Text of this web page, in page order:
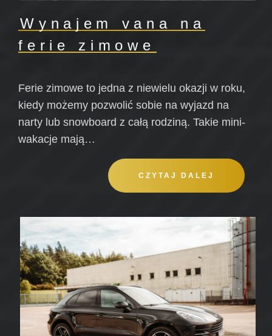
Wynajem vana na
ferie zimowe
Ferie zimowe to jedna z niewielu okazji w roku,
kiedy możemy pozwolić sobie na wyjazd na
narty lub snowboard z całą rodziną. Takie mini-
wakacje mają…
CZYTAJ DALEJ